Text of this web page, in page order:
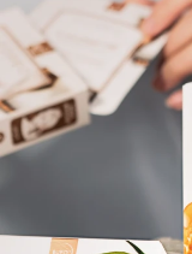
FAQ™ Pure
issa™ Teeth
English
Français
Polski